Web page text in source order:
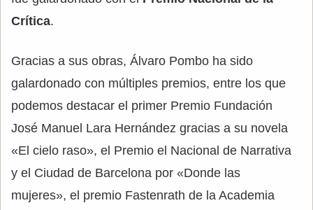
Crítica.
Gracias a sus obras, Álvaro Pombo ha sido
galardonado con múltiples premios, entre los que
podemos destacar el primer Premio Fundación
José Manuel Lara Hernández gracias a su novela
«El cielo raso», el Premio el Nacional de Narrativa
y el Ciudad de Barcelona por «Donde las
mujeres», el premio Fastenrath de la Academia